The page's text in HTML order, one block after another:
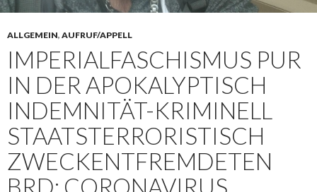
ALLGEMEIN, AUFRUF/APPELL
IMPERIALFASCHISMUS PUR
IN DER APOKALYPTISCH
INDEMNITÄT-KRIMINELL
STAATSTERRORISTISCH
ZWECKENTFREMDETEN
BRD: CORONAVIRUS